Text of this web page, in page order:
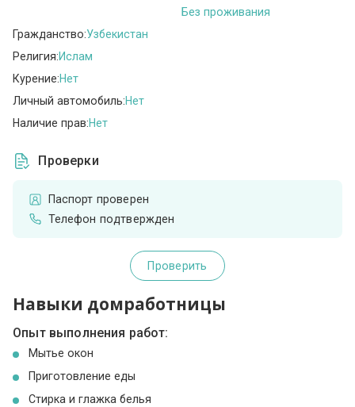
Без проживания
Гражданство:Узбекистан
Религия:Ислам
Курение:Нет
Личный автомобиль:Нет
Наличие прав:Нет
Проверки
Паспорт проверен
Телефон подтвержден
Проверить
Навыки домработницы
Опыт выполнения работ:
Мытье окон
Приготовление еды
Стирка и глажка белья